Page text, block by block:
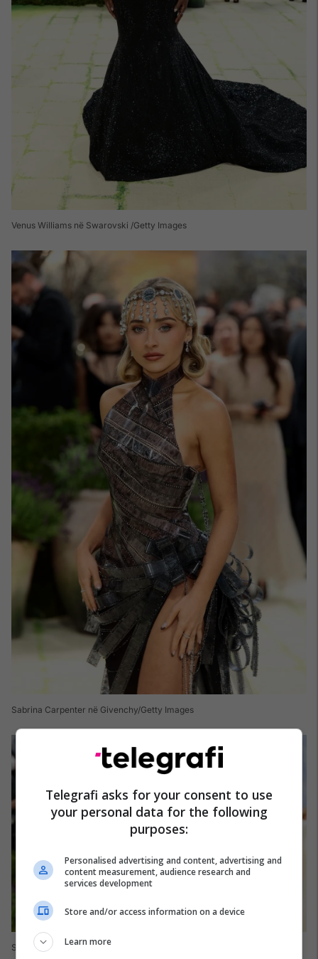
Venus Williams në Swarovski /Getty Images
Sabrina Carpenter në Givenchy/Getty Images
Sudha Reddy në koleksionin e saj personal/Getty Images
Telegrafi asks for your consent to use
your personal data for the following
purposes:
Personalised advertising and content, advertising and
content measurement, audience research and
services development
Store and/or access information on a device
Learn more